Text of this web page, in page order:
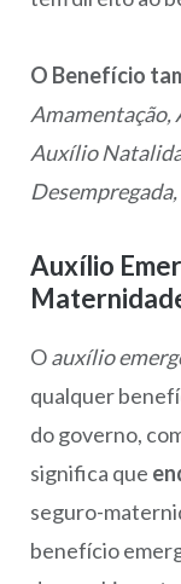
O Benefício
Amamentação,
Auxílio
Auxílio
Oauxílio
qualquer
do governo,
significa que
seguro-
benefício